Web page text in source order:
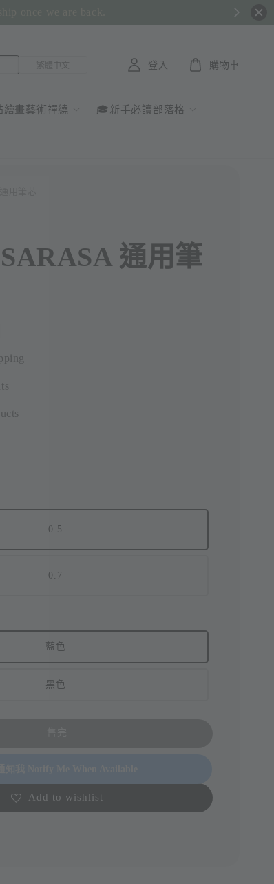
繪畫藝術禪繞 🎓新手必讀部落格
登入 購物車
通用筆
0.5
0.7
藍色
黑色
Add to wishlist